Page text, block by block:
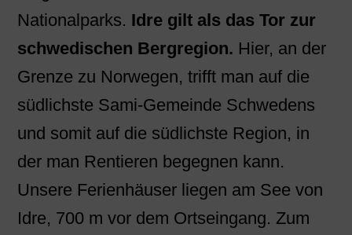
Nationalparks. Idre gilt als das Tor zur
schwedischen Bergregion. Hier, an der
Grenze zu Norwegen, trifft man auf die
südlichste Sami-Gemeinde Schwedens
und somit auf die südlichste Region, in
der man Rentieren begegnen kann.
Unsere Ferienhäuser liegen am See von
Idre, 700 m vor dem Ortseingang. Zum